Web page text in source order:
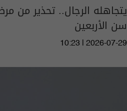
يتجاهله الرجال.. تحذير من
سن الأربعين
10:23 | 2026-07-29